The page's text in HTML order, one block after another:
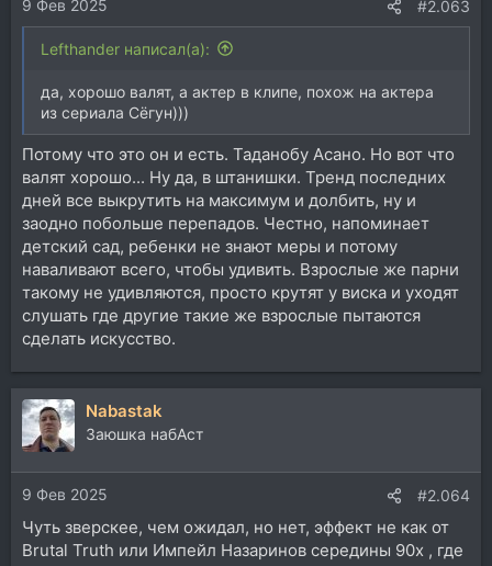
9 Фев 2025 #2.063
Lefthander написал(а):
да, хорошо валят, а актер в клипе, похож на актера
из сериала Сёгун)))
Потому что это он и есть. Таданобу Асано. Но вот что
валят хорошо... Ну да, в штанишки. Тренд последних
дней все выкрутить на максимум и долбить, ну и
заодно побольше перепадов. Честно, напоминает
детский сад, ребенки не знают меры и потому
наваливают всего, чтобы удивить. Взрослые же парни
такому не удивляются, просто крутят у виска и уходят
слушать где другие такие же взрослые пытаются
сделать искусство.
Nabastak
Заюшка набАст
9 Фев 2025 #2.064
Чуть зверскее, чем ожидал, но нет, эффект не как от
Brutal Truth или Импейл Назаринов середины 90х , где